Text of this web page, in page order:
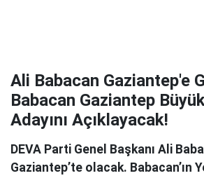
Ali Babacan Gaziantep'e
Babacan Gaziantep
Adayını Açıklayacak!
DEVA Parti Genel Başkanı Ali
Gaziantep’te olacak. Babacan’ın